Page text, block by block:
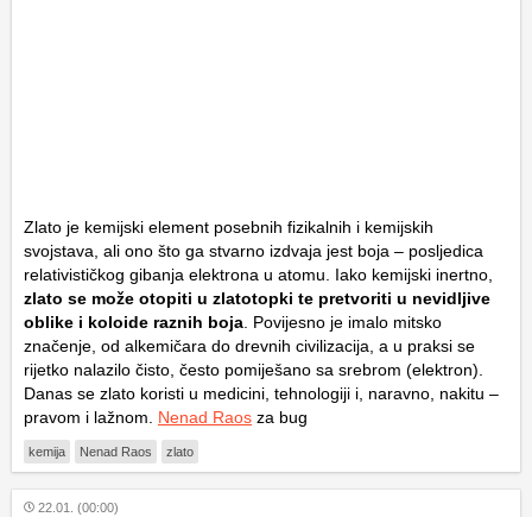
Zlato je kemijski element posebnih fizikalnih i kemijskih
svojstava, ali ono što ga stvarno izdvaja jest boja – posljedica
relativističkog gibanja elektrona u atomu. Iako kemijski inertno,
zlato se može otopiti u zlatotopki te pretvoriti u nevidljive
oblike i koloide raznih boja. Povijesno je imalo mitsko
značenje, od alkemičara do drevnih civilizacija, a u praksi se
rijetko nalazilo čisto, često pomiješano sa srebrom (elektron).
Danas se zlato koristi u medicini, tehnologiji i, naravno, nakitu –
pravom i lažnom. Nenad Raos za bug
kemija Nenad Raos zlato
22.01. (00:00)